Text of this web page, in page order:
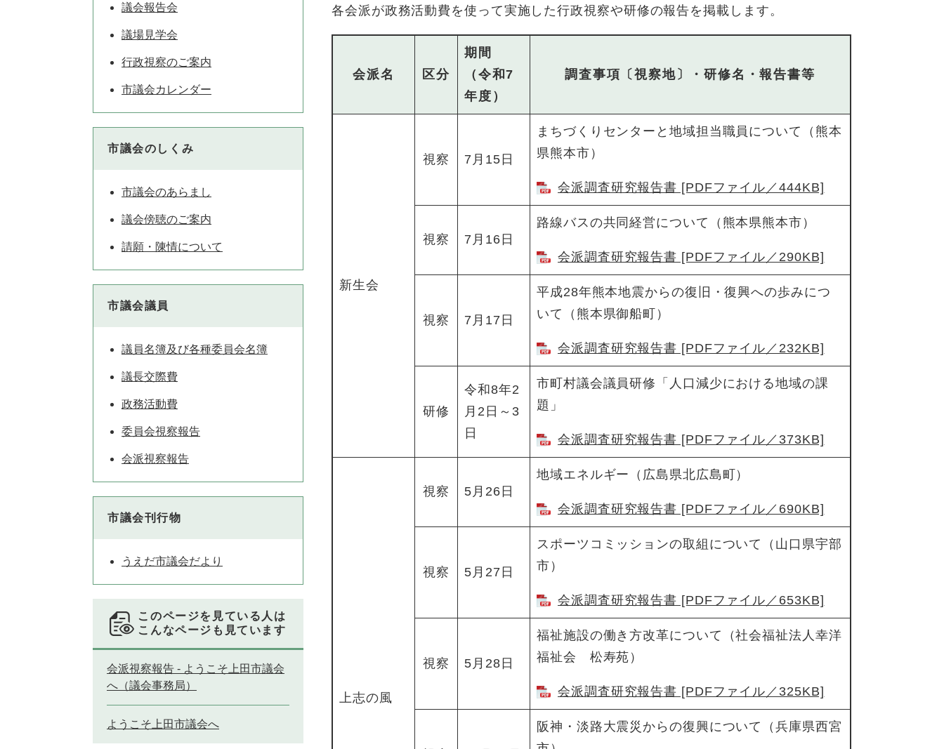
各会派が政務活動費を使って実施した行政視察や研修の報告を掲載します。
会派名 区分
期間
（令和7
年度）
調査事項〔視察地〕・研修名・報告書等
新生会
視察 7月15日
まちづくりセンターと地域担当職員について（熊本
県熊本市）
会派調査研究報告書 [PDFファイル／444KB]
視察 7月16日
路線バスの共同経営について（熊本県熊本市）
会派調査研究報告書 [PDFファイル／290KB]
視察 7月17日
平成28年熊本地震からの復旧・復興への歩みにつ
いて（熊本県御船町）
会派調査研究報告書 [PDFファイル／232KB]
研修
令和8年2
月2日～3
日
市町村議会議員研修「人口減少における地域の課
題」
会派調査研究報告書 [PDFファイル／373KB]
上志の風
視察 5月26日
地域エネルギー（広島県北広島町）
会派調査研究報告書 [PDFファイル／690KB]
視察 5月27日
スポーツコミッションの取組について（山口県宇部
市）
会派調査研究報告書 [PDFファイル／653KB]
視察 5月28日
福祉施設の働き方改革について（社会福祉法人幸洋
福祉会 松寿苑）
会派調査研究報告書 [PDFファイル／325KB]
阪神・淡路大震災からの復興について（兵庫県西宮
議会報告会
議場見学会
行政視察のご案内
市議会カレンダー
市議会のしくみ
市議会のあらまし
議会傍聴のご案内
請願・陳情について
市議会議員
議員名簿及び各種委員会名簿
議長交際費
政務活動費
委員会視察報告
会派視察報告
市議会刊行物
うえだ市議会だより
このページを見ている人は
こんなページも見ています
会派視察報告 - ようこそ上田市議会
へ（議会事務局）
ようこそ上田市議会へ